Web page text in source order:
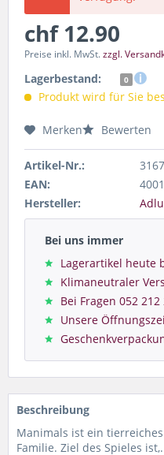
chf 12.90
Preise inkl. MwSt.zzgl.
Lagerbestand: 0
Produkt wird für Sie
Merken Bewerten
Artikel-Nr.:
EAN:
Hersteller:
Bei uns immer
Lagerartikel heute
Klimaneutraler
Bei Fragen 052 212
Unsere
Beschreibung
Manimals ist ein
Familie. Ziel des Spieles